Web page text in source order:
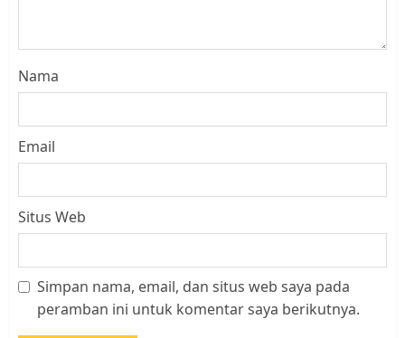
Nama
Email
Situs Web
Simpan nama, email, dan situs web saya pada
peramban ini untuk komentar saya berikutnya.
Datangi Pemko Batam, Warga